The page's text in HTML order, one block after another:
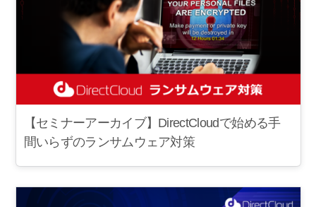
【セミナーアーカイブ】DirectCloudで始める手
間いらずのランサムウェア対策